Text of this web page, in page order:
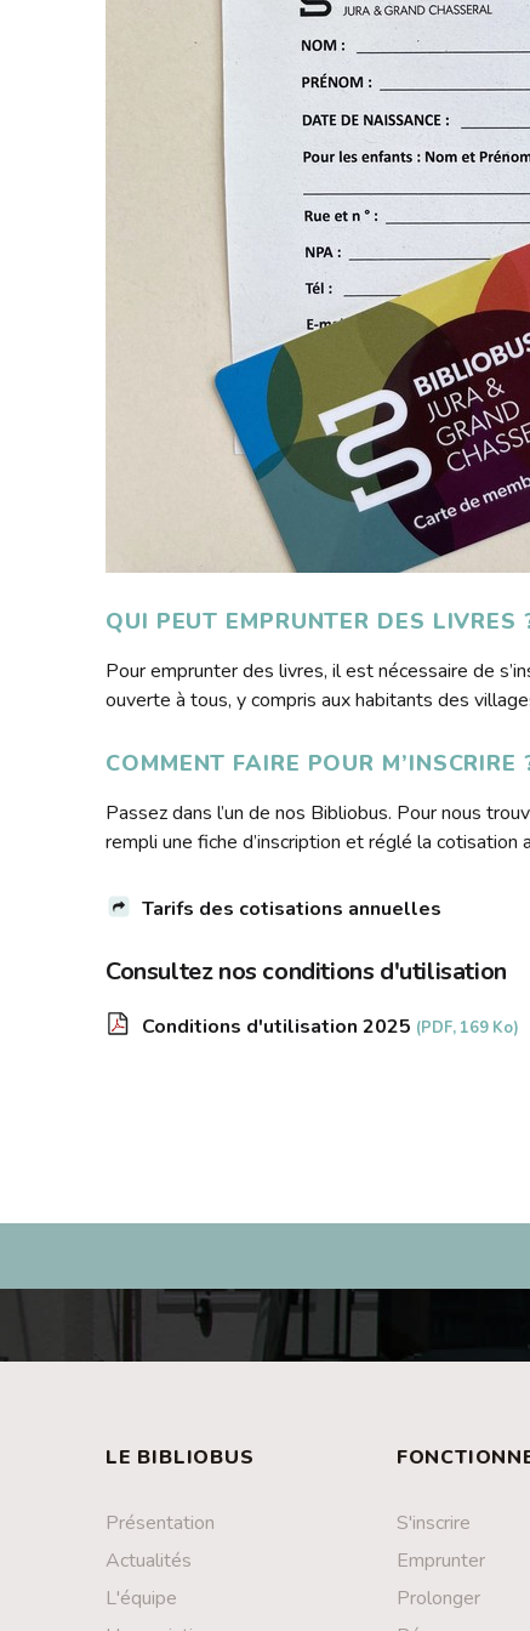
QUI PEUT EMPRUNTER DES LIVRES
Pour emprunter des livres, il est nécessaire de
ouverte à tous, y compris aux habitants des
COMMENT FAIRE POUR M’INSCRIRE
Passez dans l’un de nos Bibliobus. Pour nous
rempli une fiche d’inscription et réglé la
Tarifs des cotisations annuelles
Consultez nos conditions d'utilisation
Conditions d'utilisation 2025 (PDF, 169 Ko)
LE BIBLIOBUS
Présentation
Actualités
L'équipe
S'inscrire
Emprunter
Prolonger